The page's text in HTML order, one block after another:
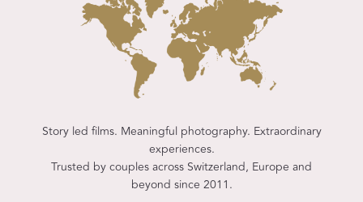
Story led films. Meaningful photography. Extraordinary
experiences.
Trusted by couples across Switzerland, Europe and
beyond since 2011.